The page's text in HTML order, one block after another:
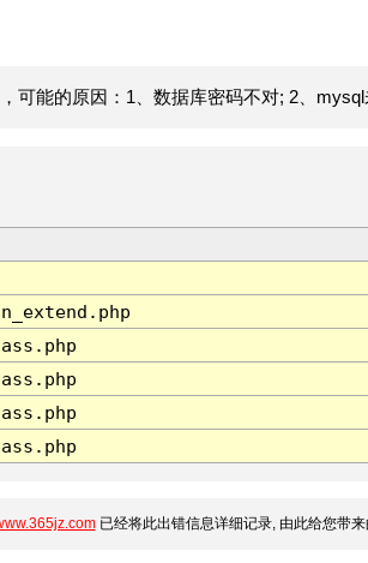
可能的原因：1、数据库密码不对; 2、mysql
已经将此出错信息详细记录, 由此给您带